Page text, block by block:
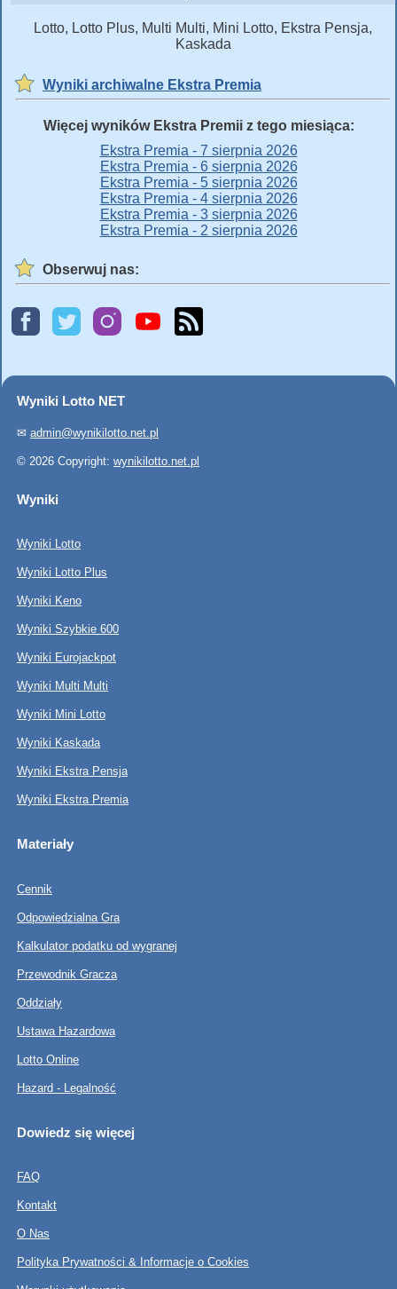
Lotto, Lotto Plus, Multi Multi, Mini Lotto, Ekstra Pensja,
Kaskada
Wyniki archiwalne Ekstra Premia
Więcej wyników Ekstra Premii z tego miesiąca:
Ekstra Premia - 7 sierpnia 2026
Ekstra Premia - 6 sierpnia 2026
Ekstra Premia - 5 sierpnia 2026
Ekstra Premia - 4 sierpnia 2026
Ekstra Premia - 3 sierpnia 2026
Ekstra Premia - 2 sierpnia 2026
Obserwuj nas:
Wyniki Lotto NET
✉ admin@wynikilotto.net.pl
© 2026 Copyright: wynikilotto.net.pl
Wyniki
Wyniki Lotto
Wyniki Lotto Plus
Wyniki Keno
Wyniki Szybkie 600
Wyniki Eurojackpot
Wyniki Multi Multi
Wyniki Mini Lotto
Wyniki Kaskada
Wyniki Ekstra Pensja
Wyniki Ekstra Premia
Materiały
Cennik
Odpowiedzialna Gra
Kalkulator podatku od wygranej
Przewodnik Gracza
Oddziały
Ustawa Hazardowa
Lotto Online
Hazard - Legalność
Dowiedz się więcej
FAQ
Kontakt
O Nas
Polityka Prywatności & Informacje o Cookies